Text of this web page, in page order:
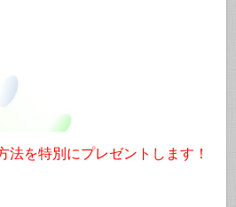
法を特別にプレゼントします！